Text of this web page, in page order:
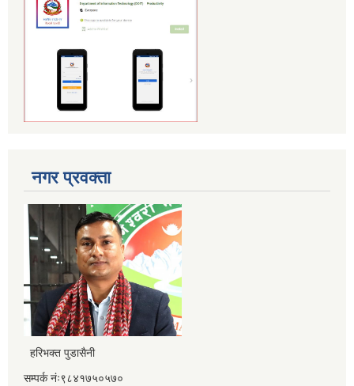
नगर प्रवक्ता
हरिभक्त पुडासैनी
सम्पर्क नंः९८४१७५०५७०